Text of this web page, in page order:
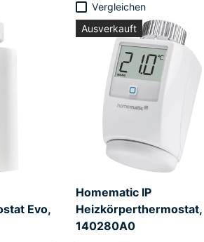
Evo,
Vergleichen
Ausverkauft
Homematic IP
Heizkörperthermostat,
140280A0